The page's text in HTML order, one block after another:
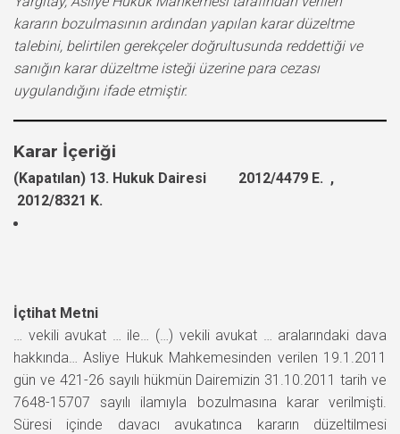
kararın bozulmasının ardından yapılan karar düzeltme
talebini, belirtilen gerekçeler doğrultusunda reddettiği ve
sanığın karar düzeltme isteği üzerine para cezası
uygulandığını ifade etmiştir.
Karar İçeriği
(Kapatılan) 13. Hukuk Dairesi 2012/4479 E. ,
2012/8321 K.
İçtihat Metni
… vekili avukat … ile… (…) vekili avukat … aralarındaki dava
hakkında… Asliye Hukuk Mahkemesinden verilen 19.1.2011
gün ve 421-26 sayılı hükmün Dairemizin 31.10.2011 tarih ve
7648-15707 sayılı ilamıyla bozulmasına karar verilmişti.
Süresi içinde davacı avukatınca kararın düzeltilmesi